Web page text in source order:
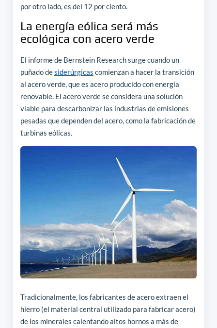
por otro lado, es del 12 por ciento.
La energía eólica será más
ecológica con acero verde
El informe de Bernstein Research surge cuando un
puñado desiderúrgicas comienzan a hacer la transición
al acero verde, que es acero producido con energía
renovable. El acero verde se considera una solución
viable para descarbonizar las industrias de emisiones
pesadas que dependen del acero, como la fabricación de
turbinas eólicas.
Tradicionalmente, los fabricantes de acero extraen el
hierro (el material central utilizado para fabricar acero)
de los minerales calentando altos hornos a más de